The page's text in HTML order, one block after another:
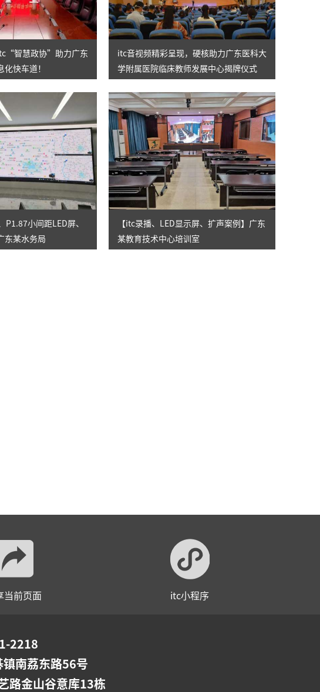
智慧政协”助力广东
快车道！
itc音视频精彩呈现，硬核助力广东医科大
学附属医院临床教师发展中心揭牌仪式
P1.87小间距LED屏、
东某水务局
【itc录播、LED显示屏、扩声案例】广东
某教育技术中心培训室
当前页面 itc小程序
2218
南荔东路56号
路金山谷意库13栋